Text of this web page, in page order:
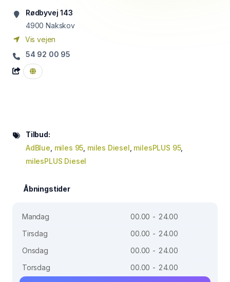
Rødbyvej 143
4900 Nakskov
Vis vejen
54 92 00 95
Tilbud:
AdBlue miles 95 miles Diesel milesPLUS 95,
milesPLUS Diesel
Åbningstider
Mandag
00.00 - 24.00
Tirsdag
00.00 - 24.00
Onsdag
00.00 - 24.00
Torsdag
00.00 - 24.00